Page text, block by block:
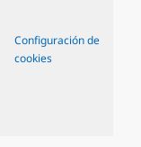
Configuración de
cookies